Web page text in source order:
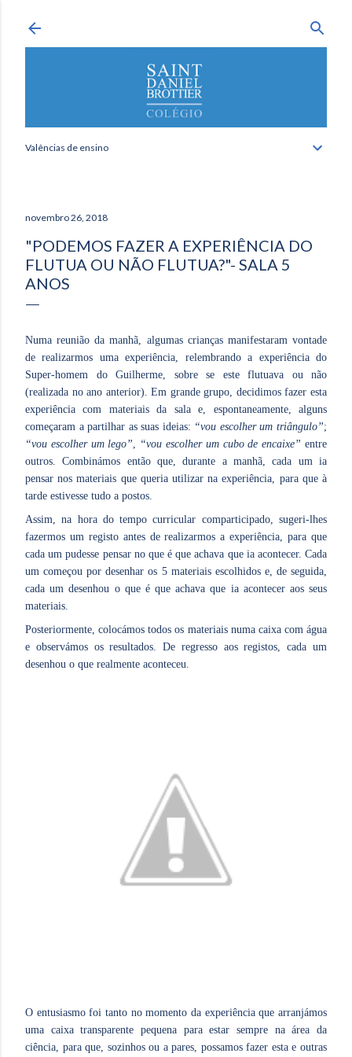
Valências de ensino
novembro 26, 2018
"PODEMOS FAZER A EXPERIÊNCIA DO
FLUTUA OU NÃO FLUTUA?"- SALA 5
ANOS
Numa reunião da manhã, algumas crianças manifestaram vontade
de realizarmos uma experiência, relembrando a experiência do
Super-homem do Guilherme, sobre se este flutuava ou não
(realizada no ano anterior). Em grande grupo, decidimos fazer esta
experiência com materiais da sala e, espontaneamente, alguns
começaram a partilhar as suas ideias: “vou escolher um triângulo”;
“vou escolher um lego”, “vou escolher um cubo de encaixe” entre
outros. Combinámos então que, durante a manhã, cada um ia
pensar nos materiais que queria utilizar na experiência, para que à
tarde estivesse tudo a postos.
Assim, na hora do tempo curricular comparticipado, sugeri-lhes
fazermos um registo antes de realizarmos a experiência, para que
cada um pudesse pensar no que é que achava que ia acontecer. Cada
um começou por desenhar os 5 materiais escolhidos e, de seguida,
cada um desenhou o que é que achava que ia acontecer aos seus
materiais.
Posteriormente, colocámos todos os materiais numa caixa com água
e observámos os resultados. De regresso aos registos, cada um
desenhou o que realmente aconteceu.
O entusiasmo foi tanto no momento da experiência que arranjámos
uma caixa transparente pequena para estar sempre na área da
ciência, para que, sozinhos ou a pares, possamos fazer esta e outras